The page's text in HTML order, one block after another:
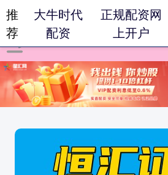
推
荐
大牛时代
配资
正规配资网
上开户